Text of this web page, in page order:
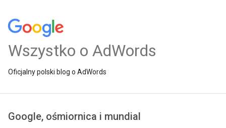
Wszystko o AdWords
Oficjalny polski blog o AdWords
Google, ośmiornica i mundial